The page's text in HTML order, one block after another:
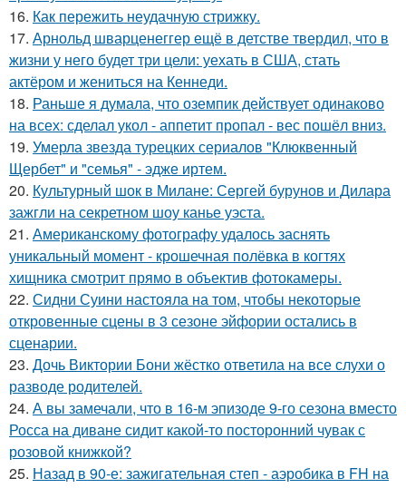
16. Как пережить неудачную стрижку.
17. Арнольд шварценеггер ещё в детстве твердил, что в
жизни у него будет три цели: уехать в США, стать
актёром и жениться на Кеннеди.
18. Раньше я думала, что оземпик действует одинаково
на всех: сделал укол - аппетит пропал - вес пошёл вниз.
19. Умерла звезда турецких сериалов "Клюквенный
Щербет" и "семья" - эдже иртем.
20. Культурный шок в Милане: Сергей бурунов и Дилара
зажгли на секретном шоу канье уэста.
21. Американскому фотографу удалось заснять
уникальный момент - крошечная полёвка в когтях
хищника смотрит прямо в объектив фотокамеры.
22. Сидни Суини настояла на том, чтобы некоторые
откровенные сцены в 3 сезоне эйфории остались в
сценарии.
23. Дочь Виктории Бони жёстко ответила на все слухи о
разводе родителей.
24. А вы замечали, что в 16-м эпизоде 9-го сезона вместо
Росса на диване сидит какой-то посторонний чувак с
розовой книжкой?
25. Назад в 90-е: зажигательная степ - аэробика в FH на